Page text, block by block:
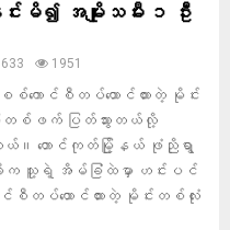
းမိ၍ အမျိုးသမီး ၁ ဦး
633 1951
ောင်စီတပ်ထောင်ထားတဲ့ မိုင်း
ေတစ်ဖက် ပြတ်သွားတယ်လို့
ါတယ်။ တောင်ကုတ်မြို့နယ် ဖုံညိုရွာ
သူ့ရဲ့ အိမ်ခြံထဲမှာ ဟင်းပင်
စီတပ်ထောင်ထားတဲ့ မိုင်းတစ်လုံး